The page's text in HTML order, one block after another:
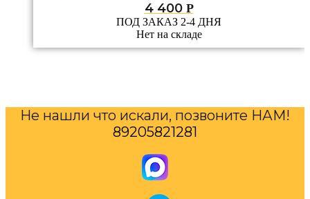
4 400 Р
ПОД ЗАКАЗ 2-4 ДНЯ
Нет на складе
Не нашли что искали, позвоните НАМ!
89205821281